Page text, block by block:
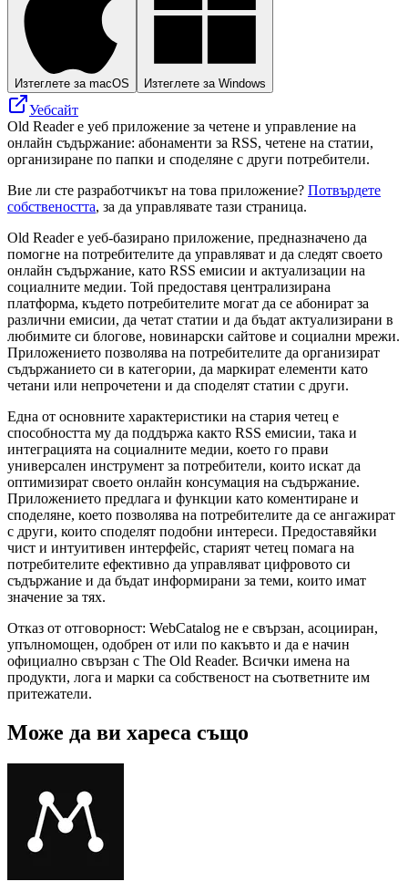
Изтеглете за macOS Изтеглете за Windows
Уебсайт
Old Reader е уеб приложение за четене и управление на
онлайн съдържание: абонаменти за RSS, четене на статии,
организиране по папки и споделяне с други потребители.
Вие ли сте разработчикът на това приложение? Потвърдете
собствеността, за да управлявате тази страница.
Old Reader е уеб-базирано приложение, предназначено да
помогне на потребителите да управляват и да следят своето
онлайн съдържание, като RSS емисии и актуализации на
социалните медии. Той предоставя централизирана
платформа, където потребителите могат да се абонират за
различни емисии, да четат статии и да бъдат актуализирани в
любимите си блогове, новинарски сайтове и социални мрежи.
Приложението позволява на потребителите да организират
съдържанието си в категории, да маркират елементи като
четани или непрочетени и да споделят статии с други.
Една от основните характеристики на стария четец е
способността му да поддържа както RSS емисии, така и
интеграцията на социалните медии, което го прави
универсален инструмент за потребители, които искат да
оптимизират своето онлайн консумация на съдържание.
Приложението предлага и функции като коментиране и
споделяне, което позволява на потребителите да се ангажират
с други, които споделят подобни интереси. Предоставяйки
чист и интуитивен интерфейс, старият четец помага на
потребителите ефективно да управляват цифровото си
съдържание и да бъдат информирани за теми, които имат
значение за тях.
Отказ от отговорност: WebCatalog не е свързан, асоцииран,
упълномощен, одобрен от или по какъвто и да е начин
официално свързан с The Old Reader. Всички имена на
продукти, лога и марки са собственост на съответните им
притежатели.
Може да ви хареса също